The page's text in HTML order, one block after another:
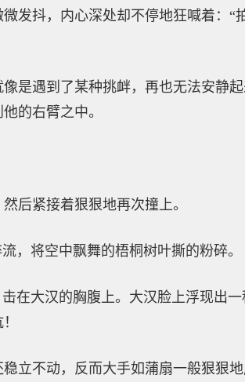
发抖，内心深处却不停地狂喊着：“
是遇到了某种挑衅，再也无法安静
的右臂之中。
后紧接着狠狠地再次撞上。
，将空中飘舞的梧桐树叶撕的粉碎。
在大汉的胸腹上。大汉脸上浮现出一
立不动，反而大手如蒲扇一般狠狠